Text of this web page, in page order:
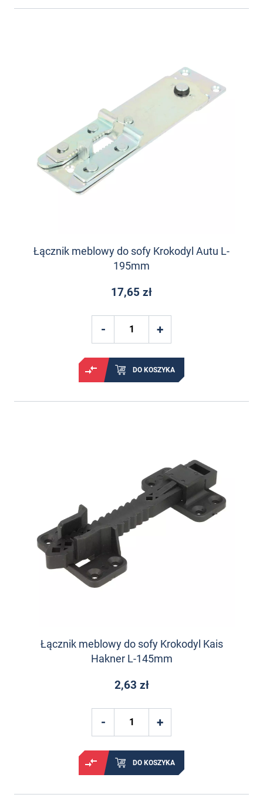
Łącznik meblowy do sofy Krokodyl Autu L-
195mm
17,65 zł
DO KOSZYKA
Łącznik meblowy do sofy Krokodyl Kais
Hakner L-145mm
2,63 zł
DO KOSZYKA